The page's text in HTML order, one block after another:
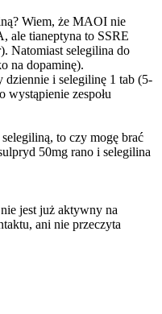
Wiem, że MAOI nie
ale tianeptyna to SSRE
Natomiast selegilina do
na dopaminę).
dziennie i selegilinę 1 tab (5-
wystąpienie zespołu
to czy mogę brać
50mg rano i selegilina
jest już aktywny na
ani nie przeczyta